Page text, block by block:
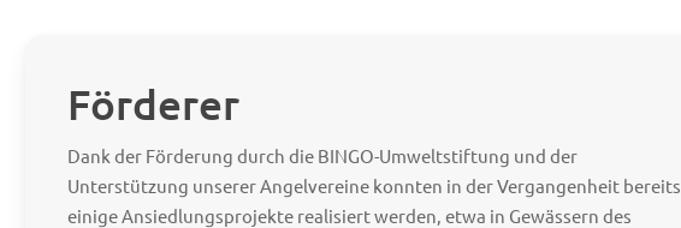
Förderer
Dank der Förderung durch die BINGO-Umweltstiftung und der
Unterstützung unserer Angelvereine konnten in der Vergangenheit bereits
einige Ansiedlungsprojekte realisiert werden, etwa in Gewässern des